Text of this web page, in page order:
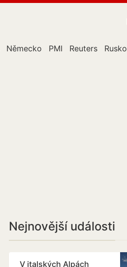
Německo PMI Reuters Rusko
Nejnovější události
V italských Alpách